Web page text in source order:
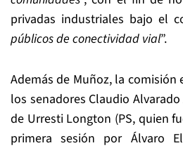
privadas industriales bajo el
públicos de conectividad vial”.
Además de Muñoz, la comisión
los senadores Claudio
de Urresti Longton (PS, quien
primera sesión por Álvaro